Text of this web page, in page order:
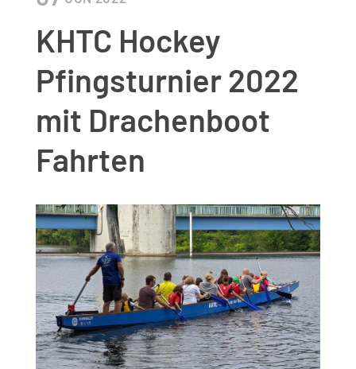
KHTC Hockey
Pfingsturnier 2022
mit Drachenboot
Fahrten